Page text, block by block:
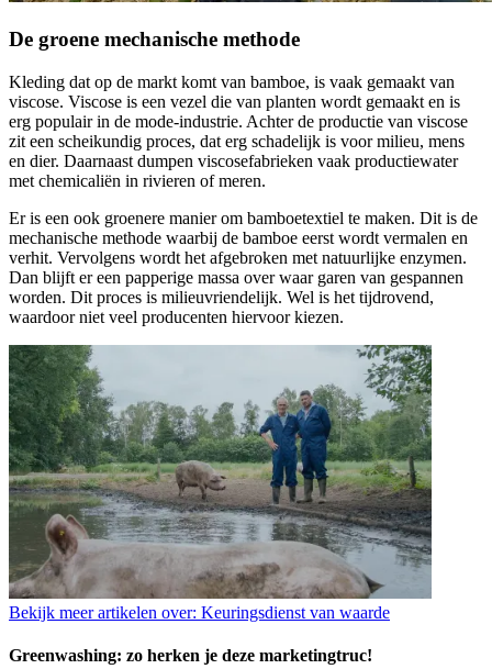
De groene mechanische methode
Kleding dat op de markt komt van bamboe, is vaak gemaakt van
viscose. Viscose is een vezel die van planten wordt gemaakt en is
erg populair in de mode-industrie. Achter de productie van viscose
zit een scheikundig proces, dat erg schadelijk is voor milieu, mens
en dier. Daarnaast dumpen viscosefabrieken vaak productiewater
met chemicaliën in rivieren of meren.
Er is een ook groenere manier om bamboetextiel te maken. Dit is de
mechanische methode waarbij de bamboe eerst wordt vermalen en
verhit. Vervolgens wordt het afgebroken met natuurlijke enzymen.
Dan blijft er een papperige massa over waar garen van gespannen
worden. Dit proces is milieuvriendelijk. Wel is het tijdrovend,
waardoor niet veel producenten hiervoor kiezen.
Bekijk meer artikelen over: Keuringsdienst van waarde
Greenwashing: zo herken je deze marketingtruc!